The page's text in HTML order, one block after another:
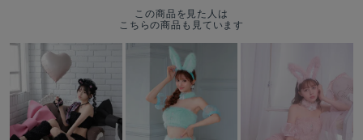
この商品を見た人は
こちらの商品も見ています